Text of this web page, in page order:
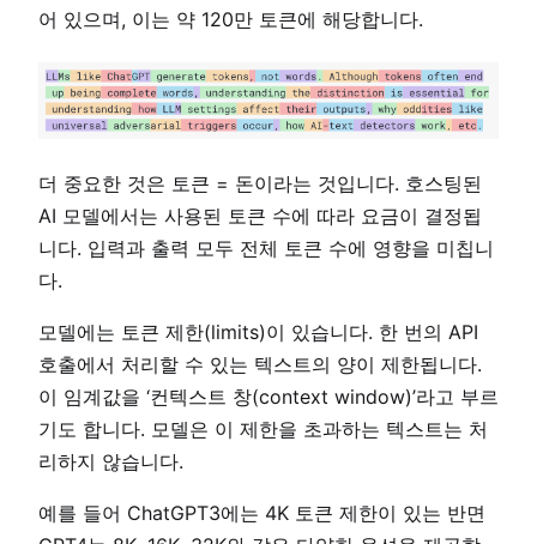
어 있으며, 이는 약 120만 토큰에 해당합니다.
더 중요한 것은 토큰 = 돈이라는 것입니다. 호스팅된
AI 모델에서는 사용된 토큰 수에 따라 요금이 결정됩
니다. 입력과 출력 모두 전체 토큰 수에 영향을 미칩니
다.
모델에는 토큰 제한(limits)이 있습니다. 한 번의 API
호출에서 처리할 수 있는 텍스트의 양이 제한됩니다.
이 임계값을 ‘컨텍스트 창(context window)’라고 부르
기도 합니다. 모델은 이 제한을 초과하는 텍스트는 처
리하지 않습니다.
예를 들어 ChatGPT3에는 4K 토큰 제한이 있는 반면